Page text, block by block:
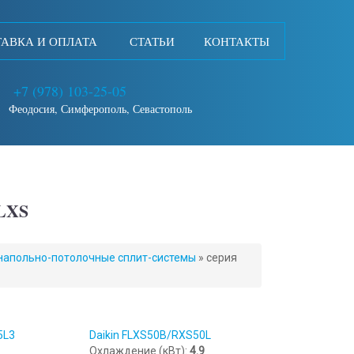
И ОПЛАТА СТАТЬИ КОНТАКТЫ
+7 (978) 103-25-05
Феодосия, Симферополь, Севастополь
потолочные сплит-системы » серия
Daikin FLXS50B/RXS50L
Охлаждение (кВт): 4.9